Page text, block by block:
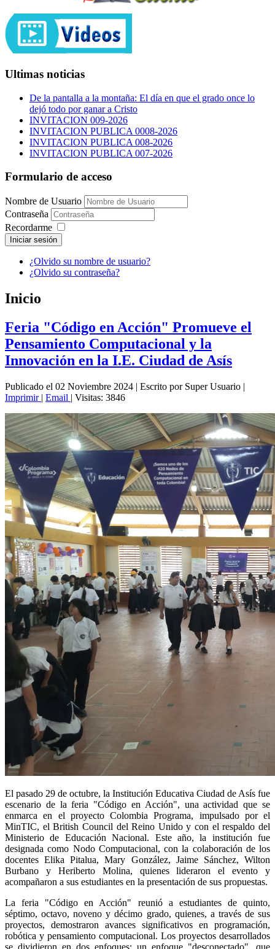
Ultimas noticias
De la pantalla a la montaña: El día en que el grado once lo
dejó todo por ganar a Cristo
INVITACION 009-2026
INVITACION PUBLICA 0008-2026
INVITACION PUBLICA 008-2026
INVITACION PUBLICA 007-2026
Formulario de acceso
Nombre de Usuario
Contraseña
Recordarme
Iniciar sesión
¿Olvido su nombre de usuario?
¿Olvido su contraseña?
Inicio
Feria "Código en Acción" Promueve el
Pensamiento Computacional y la
Innovación en la I.E. Ciudad de Asís
Publicado el 02 Noviembre 2024 | Escrito por Super Usuario |
Imprimir | Email | Visitas: 3846
El pasado 29 de octubre, la Institución Educativa Ciudad de Asís fue
escenario de la feria "Código en Acción", una actividad que se
enmarca en el proyecto Colombia Programa, impulsado por el
MinTIC, el British Council del Reino Unido y con el respaldo del
Ministerio de Educación Nacional. Este año, la institución fue
designada como Nodo Computacional, con la colaboración de los
docentes Elika Pitalua, Mary González, Jaime Sánchez, Wilton
Burbano y Heriberto Molina, quienes lideraron el evento y
acompañaron a sus estudiantes en la presentación de sus propuestas.
La feria "Código en Acción" reunió a estudiantes de quinto,
séptimo, octavo, noveno y décimo grado, quienes, a través de sus
proyectos, demostraron avances significativos en programación,
robótica y pensamiento computacional. Los proyectos desarrollados
se dividieron en dos enfoques: un enfoque "desconectado", que